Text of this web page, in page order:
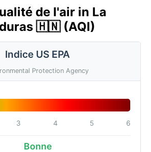
de l'air in La
🇭🇳 (AQI)
Indice US EPA
Protection Agency
3 4 5 6
Bonne